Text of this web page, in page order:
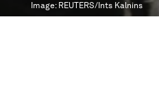
Image: REUTERS/Ints Kalnins